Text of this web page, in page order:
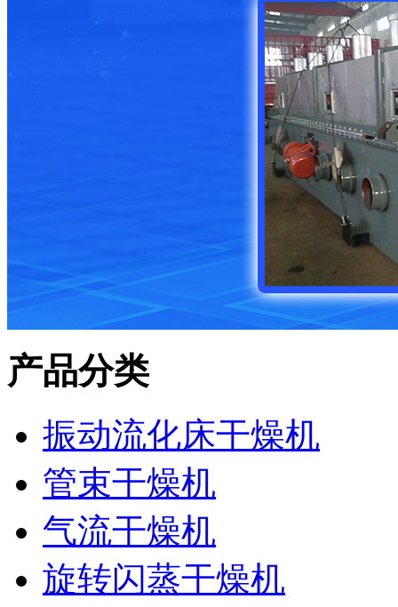
产品分类
振动流化床干燥机
管束干燥机
气流干燥机
旋转闪蒸干燥机